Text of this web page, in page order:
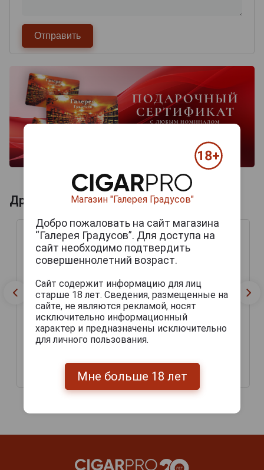
Другие продукты бренда TSINGTAO
Tsingtao Premium Lager
фильтрованное 0.5л
152 руб.
Tsingtao Premium Lager
фильтрованное 0.33л
166 руб.
Магазин "Галерея Градусов"
Добро пожаловать на сайт магазина
“Галерея Градусов”. Для доступа на
сайт необходимо подтвердить
совершеннолетний возраст.
Сайт содержит информацию для лиц
старше 18 лет. Сведения, размещенные на
сайте, не являются рекламой, носят
исключительно информационный
характер и предназначены исключительно
для личного пользования.
Мне больше 18 лет